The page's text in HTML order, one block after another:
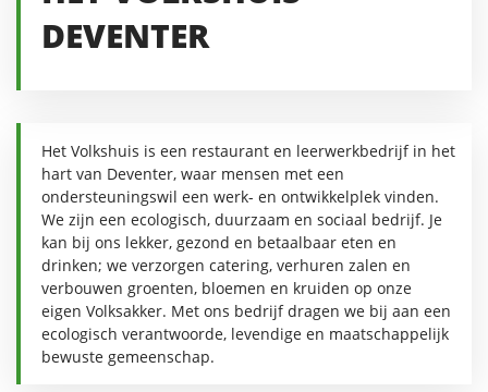
DEVENTER
Het Volkshuis is een restaurant en leerwerkbedrijf in het
hart van Deventer, waar mensen met een
ondersteuningswil een werk- en ontwikkelplek vinden.
We zijn een ecologisch, duurzaam en sociaal bedrijf. Je
kan bij ons lekker, gezond en betaalbaar eten en
drinken; we verzorgen catering, verhuren zalen en
verbouwen groenten, bloemen en kruiden op onze
eigen Volksakker. Met ons bedrijf dragen we bij aan een
ecologisch verantwoorde, levendige en maatschappelijk
bewuste gemeenschap.